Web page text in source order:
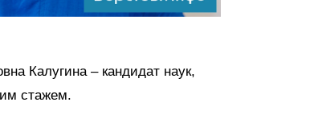
Калугина – кандидат наук,
стажем.